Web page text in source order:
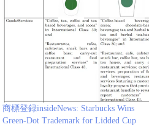
商標登録insideNews: Starbucks Wins
Green-Dot Trademark for Lidded Cup